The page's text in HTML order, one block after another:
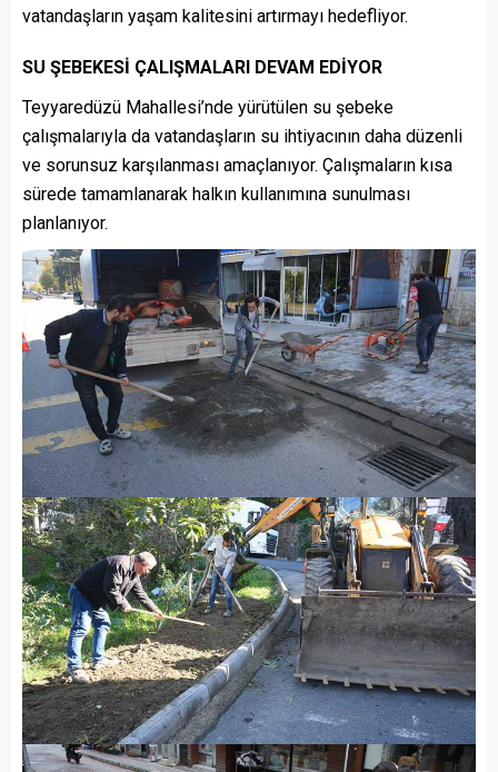
vatandaşların yaşam kalitesini artırmayı hedefliyor.
SU ŞEBEKESİ ÇALIŞMALARI DEVAM EDİYOR
Teyyaredüzü Mahallesi’nde yürütülen su şebeke
çalışmalarıyla da vatandaşların su ihtiyacının daha düzenli
ve sorunsuz karşılanması amaçlanıyor. Çalışmaların kısa
sürede tamamlanarak halkın kullanımına sunulması
planlanıyor.